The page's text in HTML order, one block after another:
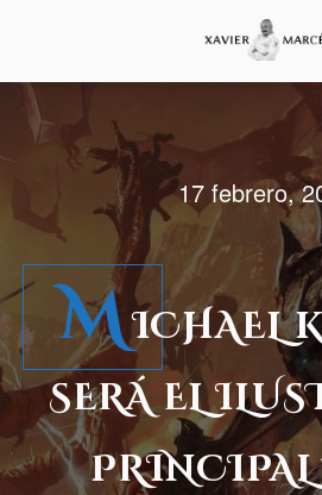
17 febrero,
MICHAEL
SERÁ EL